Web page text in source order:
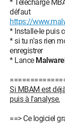
(Winmgmt) -
O23 - Service:
(WinRM) -
O23 - Service:
O23 - Service:
* Télécharge
défaut
https://
* Installe-le puis
* si tu n'as rien
enregistrer
* Lance
Si MBAM est
puis à l'analyse.
==> Ce logiciel